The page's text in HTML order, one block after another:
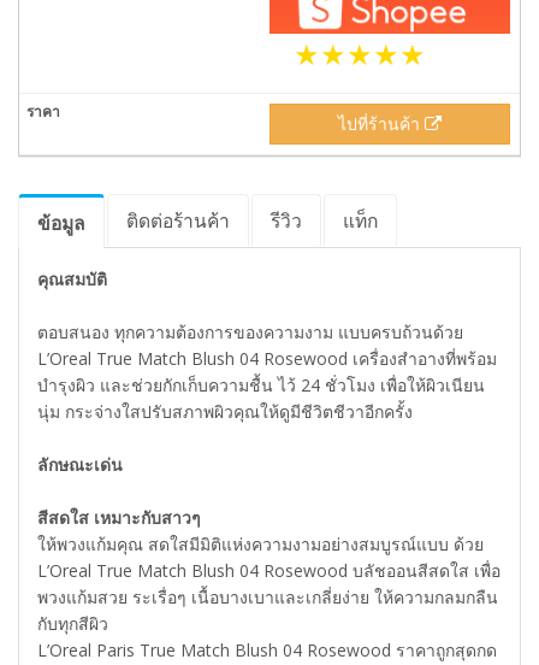
ไปที่ร้านค้า
ข้อมูล ติดต่อร้านค้า รีวิว แท็ก
คุณสมบัติ
ตอบสนอง ทุกความต้องการของความงาม แบบครบถ้วนด้วย
L’Oreal True Match Blush 04 Rosewood เครื่องสำอางที่พร้อม
บำรุงผิว และช่วยกักเก็บความชื้น ไว้ 24 ชั่วโมง เพื่อให้ผิวเนียน
นุ่ม กระจ่างใสปรับสภาพผิวคุณให้ดูมีชีวิตชีวาอีกครั้ง
ลักษณะเด่น
สีสดใส เหมาะกับสาวๆ
ให้พวงแก้มคุณ สดใสมีมิติแห่งความงามอย่างสมบูรณ์แบบ ด้วย
L’Oreal True Match Blush 04 Rosewood บลัชออนสีสดใส เพื่อ
พวงแก้มสวย ระเรื่อๆ เนื้อบางเบาและเกลี่ยง่าย ให้ความกลมกลืน
กับทุกสีผิว
L’Oreal Paris True Match Blush 04 Rosewood ราคาถูกสุดกด